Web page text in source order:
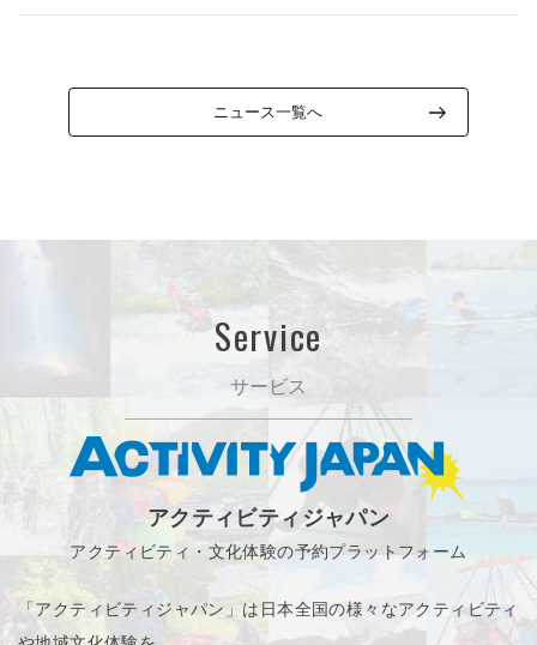
ニュース一覧へ
Service
サービス
アクティビティジャパン
アクティビティ・文化体験の予約プラットフォーム
「アクティビティジャパン」は日本全国の様々なアクティビティ